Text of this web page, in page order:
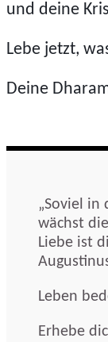
und deine
Lebe jetzt,
Deine
„Soviel in
wächst
Liebe ist
Leben
Erhebe